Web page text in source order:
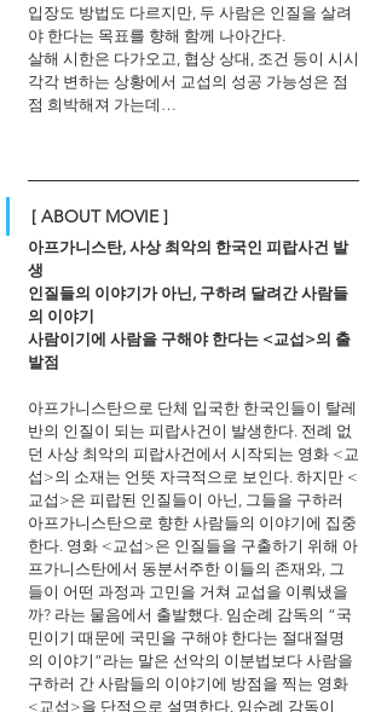
입장도 방법도 다르지만, 두 사람은 인질을 살려
야 한다는 목표를 향해 함께 나아간다.
살해 시한은 다가오고, 협상 상대, 조건 등이 시시
각각 변하는 상황에서 교섭의 성공 가능성은 점
점 희박해져 가는데…
[ ABOUT MOVIE ]
아프가니스탄, 사상 최악의 한국인 피랍사건 발
생
인질들의 이야기가 아닌, 구하려 달려간 사람들
의 이야기
사람이기에 사람을 구해야 한다는 <교섭>의 출
발점
아프가니스탄으로 단체 입국한 한국인들이 탈레
반의 인질이 되는 피랍사건이 발생한다. 전례 없
던 사상 최악의 피랍사건에서 시작되는 영화 <교
섭>의 소재는 언뜻 자극적으로 보인다. 하지만 <
교섭>은 피랍된 인질들이 아닌, 그들을 구하러
아프가니스탄으로 향한 사람들의 이야기에 집중
한다. 영화 <교섭>은 인질들을 구출하기 위해 아
프가니스탄에서 동분서주한 이들의 존재와, 그
들이 어떤 과정과 고민을 거쳐 교섭을 이뤄냈을
까? 라는 물음에서 출발했다. 임순례 감독의 “국
민이기 때문에 국민을 구해야 한다는 절대절명
의 이야기”라는 말은 선악의 이분법보다 사람을
구하러 간 사람들의 이야기에 방점을 찍는 영화
<교섭>을 단적으로 설명한다. 임순례 감독이